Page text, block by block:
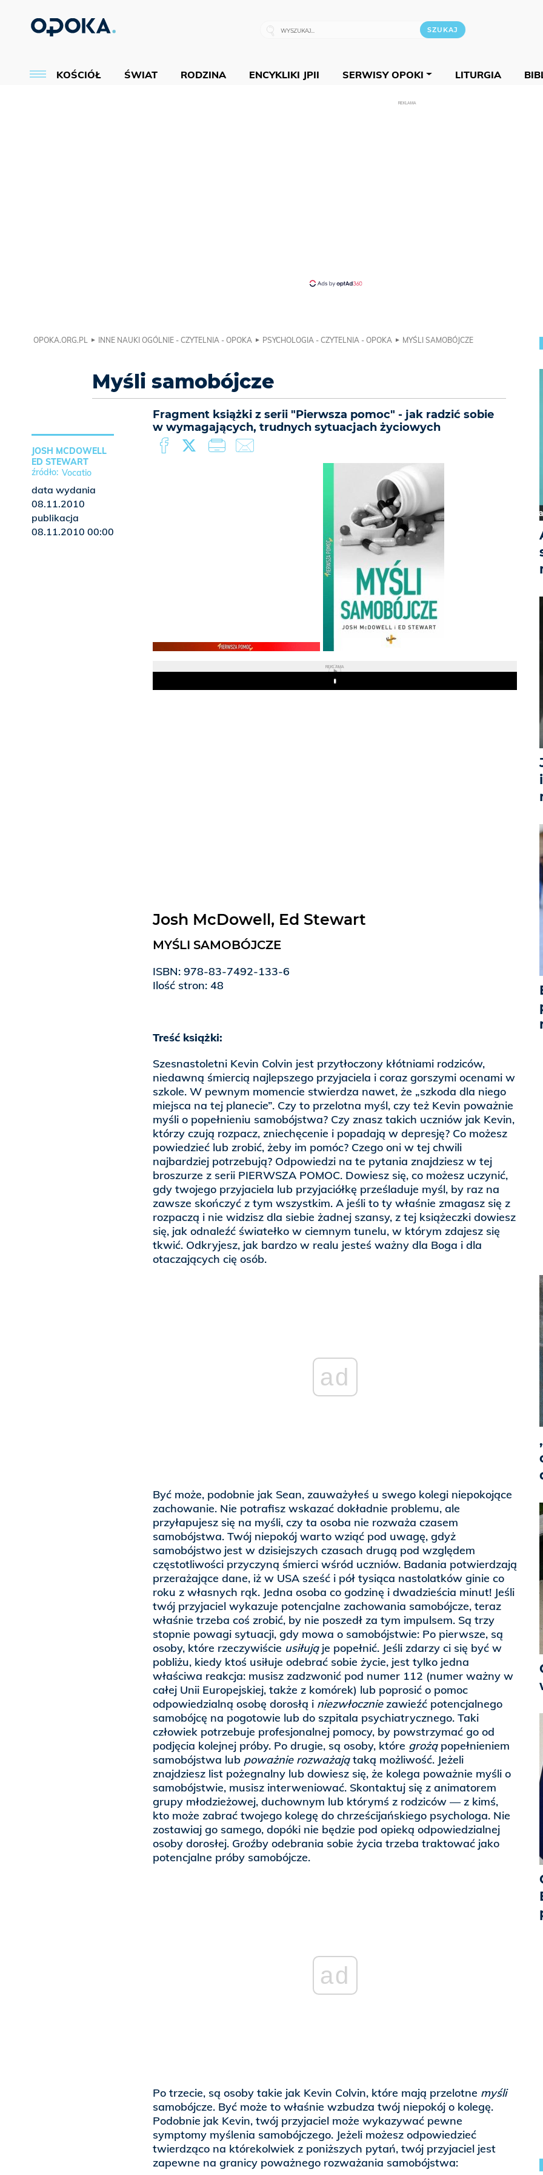
KOŚCIÓŁ ŚWIAT RODZINA ENCYKLIKI JPII SERWISY OPOKI LITURGIA
REKLAMA
OPOKA.ORG.PL INNE NAUKI OGÓLNIE - CZYTELNIA - OPOKA PSYCHOLOGIA - CZYTELNIA - OPOKA MYŚLI SAMOBÓJCZE
Myśli samobójcze
Fragment książki z serii "Pierwsza pomoc" - jak radzić sobie
w wymagających, trudnych sytuacjach życiowych
REKLAMA
Play
Josh McDowell, Ed Stewart
MYŚLI SAMOBÓJCZE
ISBN: 978-83-7492-133-6
Ilość stron: 48
Treść książki:
Szesnastoletni Kevin Colvin jest przytłoczony kłótniami rodziców,
niedawną śmiercią najlepszego przyjaciela i coraz gorszymi ocenami w
szkole. W pewnym momencie stwierdza nawet, że „szkoda dla niego
miejsca na tej planecie”. Czy to przelotna myśl, czy też Kevin poważnie
myśli o popełnieniu samobójstwa? Czy znasz takich uczniów jak Kevin,
którzy czują rozpacz, zniechęcenie i popadają w depresję? Co możesz
powiedzieć lub zrobić, żeby im pomóc? Czego oni w tej chwili
najbardziej potrzebują? Odpowiedzi na te pytania znajdziesz w tej
broszurze z serii PIERWSZA POMOC. Dowiesz się, co możesz uczynić,
gdy twojego przyjaciela lub przyjaciółkę prześladuje myśl, by raz na
zawsze skończyć z tym wszystkim. A jeśli to ty właśnie zmagasz się z
rozpaczą i nie widzisz dla siebie żadnej szansy, z tej książeczki dowiesz
się, jak odnaleźć światełko w ciemnym tunelu, w którym zdajesz się
tkwić. Odkryjesz, jak bardzo w realu jesteś ważny dla Boga i dla
otaczających cię osób.
ad
Być może, podobnie jak Sean, zauważyłeś u swego kolegi niepokojące
zachowanie. Nie potrafisz wskazać dokładnie problemu, ale
przyłapujesz się na myśli, czy ta osoba nie rozważa czasem
samobójstwa. Twój niepokój warto wziąć pod uwagę, gdyż
samobójstwo jest w dzisiejszych czasach drugą pod względem
częstotliwości przyczyną śmierci wśród uczniów. Badania potwierdzają
przerażające dane, iż w USA sześć i pół tysiąca nastolatków ginie co
roku z własnych rąk. Jedna osoba co godzinę i dwadzieścia minut! Jeśli
twój przyjaciel wykazuje potencjalne zachowania samobójcze, teraz
właśnie trzeba coś zrobić, by nie poszedł za tym impulsem. Są trzy
stopnie powagi sytuacji, gdy mowa o samobójstwie: Po pierwsze, są
osoby, które rzeczywiście usiłują je popełnić. Jeśli zdarzy ci się być w
pobliżu, kiedy ktoś usiłuje odebrać sobie życie, jest tylko jedna
właściwa reakcja: musisz zadzwonić pod numer 112 (numer ważny w
całej Unii Europejskiej, także z komórek) lub poprosić o pomoc
odpowiedzialną osobę dorosłą i niezwłoczniezawieźć potencjalnego
samobójcę na pogotowie lub do szpitala psychiatrycznego. Taki
człowiek potrzebuje profesjonalnej pomocy, by powstrzymać go od
podjęcia kolejnej próby. Po drugie, są osoby, które grożą popełnieniem
samobójstwa lub poważnie rozważajątaką możliwość. Jeżeli
znajdziesz list pożegnalny lub dowiesz się, że kolega poważnie myśli o
samobójstwie, musisz interweniować. Skontaktuj się z animatorem
grupy młodzieżowej, duchownym lub którymś z rodziców — z kimś,
kto może zabrać twojego kolegę do chrześcijańskiego psychologa. Nie
zostawiaj go samego, dopóki nie będzie pod opieką odpowiedzialnej
osoby dorosłej. Groźby odebrania sobie życia trzeba traktować jako
potencjalne próby samobójcze.
ad
Po trzecie, są osoby takie jak Kevin Colvin, które mają przelotne myśli
samobójcze. Być może to właśnie wzbudza twój niepokój o kolegę.
Podobnie jak Kevin, twój przyjaciel może wykazywać pewne
symptomy myślenia samobójczego. Jeżeli możesz odpowiedzieć
twierdząco na którekolwiek z poniższych pytań, twój przyjaciel jest
zapewne na granicy poważnego rozważania samobójstwa:
JOSH MCDOWELL
ED STEWART
Vocatio
data wydania
08.11.2010
publikacja
08.11.2010 00:00